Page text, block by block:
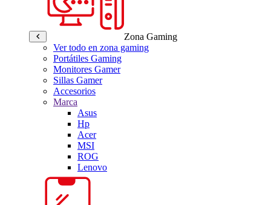
Zona Gaming
Ver todo en zona gaming
Portátiles Gaming
Monitores Gamer
Sillas Gamer
Accesorios
Marca
Asus
Hp
Acer
MSI
ROG
Lenovo